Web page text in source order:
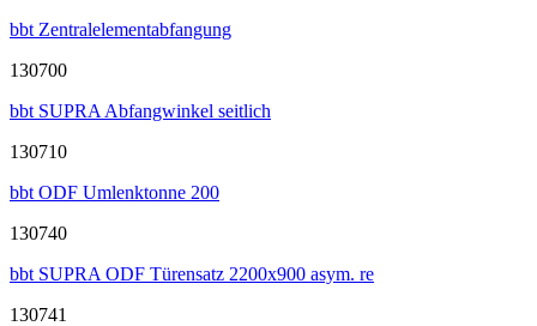
bbt Zentralelementabfangung
130700
bbt SUPRA Abfangwinkel seitlich
130710
bbt ODF Umlenktonne 200
130740
bbt SUPRA ODF Türensatz 2200x900 asym. re
130741